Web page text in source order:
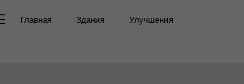
Главная Здания Улучшения